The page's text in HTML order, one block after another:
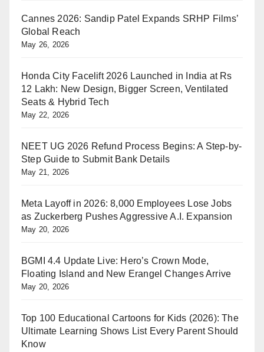
Cannes 2026: Sandip Patel Expands SRHP Films’
Global Reach
May 26, 2026
Honda City Facelift 2026 Launched in India at Rs
12 Lakh: New Design, Bigger Screen, Ventilated
Seats & Hybrid Tech
May 22, 2026
NEET UG 2026 Refund Process Begins: A Step-by-
Step Guide to Submit Bank Details
May 21, 2026
Meta Layoff in 2026: 8,000 Employees Lose Jobs
as Zuckerberg Pushes Aggressive A.I. Expansion
May 20, 2026
BGMI 4.4 Update Live: Hero’s Crown Mode,
Floating Island and New Erangel Changes Arrive
May 20, 2026
Top 100 Educational Cartoons for Kids (2026): The
Ultimate Learning Shows List Every Parent Should
Know